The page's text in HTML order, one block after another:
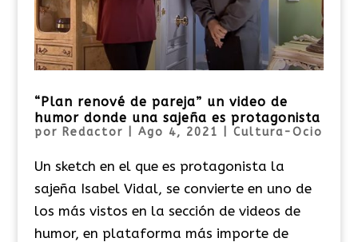
“Plan renové de pareja” un video de
humor donde una sajeña es protagonista
por Redactor Ago 4, 2021 Cultura-Ocio
Un sketch en el que es protagonista la
sajeña Isabel Vidal, se convierte en uno de
los más vistos en la sección de videos de
humor, en plataforma más importe de